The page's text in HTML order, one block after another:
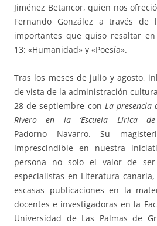
Jiménez Betancor, quien nos
Fernando González a través de
importantes que quiso resaltar
13: «Humanidad» y «Poesía».
Tras los meses de julio y agosto,
de vista de la administración
28 de septiembre con La presencia
Rivero en la ‘Escuela Lírica de
Padorno Navarro. Su
imprescindible en nuestra
persona no solo el valor de
especialistas en Literatura
escasas publicaciones en la
docentes e investigadoras en la
Universidad de Las Palmas de